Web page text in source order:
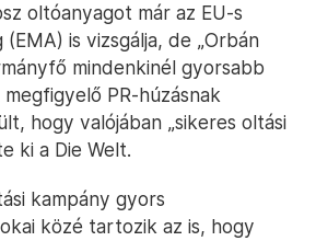
oltóanyagot már az EU-s
is vizsgálja, de „Orbán
mindenkinél gyorsabb
PR-húzásnak
hogy valójában „sikeres oltási
ki a Die Welt.
kampány gyors
közé tartozik az is, hogy